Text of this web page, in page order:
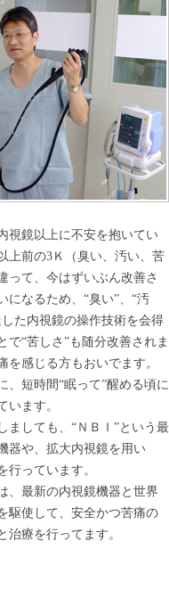
視鏡以上に不安を抱いてい
上前の3Ｋ（臭い、汚い、苦
って、今はずいぶん改善さ
になるため、“臭い”、“汚
た内視鏡の操作技術を会得
で“苦しさ”も随分改善されま
を感じる方もおいでます。
、短時間“眠って”醒める頃に
います。
ましても、“ＮＢＩ”という最
器や、拡大内視鏡を用い
行っています。
、最新の内視鏡機器と世界
駆使して、安全かつ苦痛の
治療を行ってます。